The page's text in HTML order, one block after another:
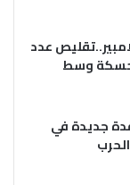
عدد
وسط
جديدة في